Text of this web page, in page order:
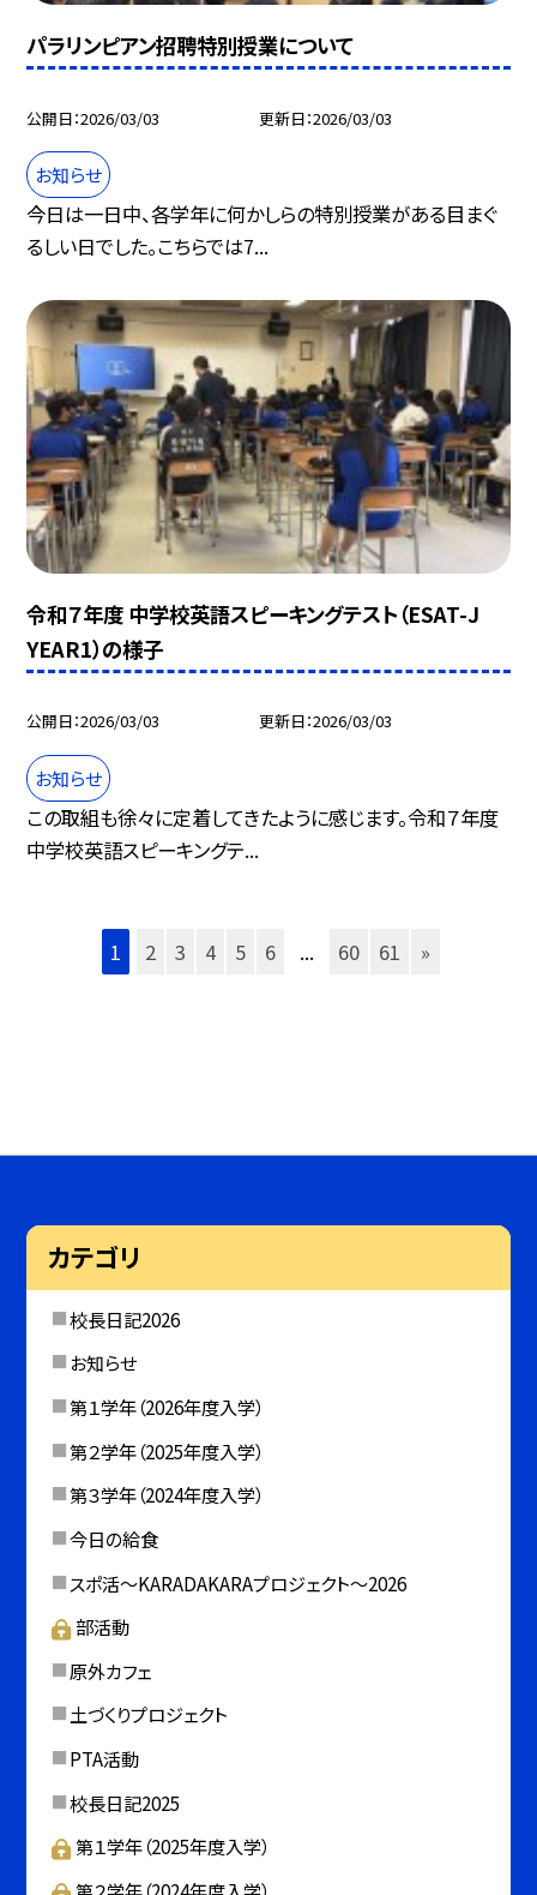
パラリンピアン招聘特別授業について
公開日 2026/03/03 更新日 2026/03/03
お知らせ
今日は一日中、各学年に何かしらの特別授業がある目まぐ
るしい日でした。こちらでは7...
令和７年度 中学校英語スピーキングテスト（ESAT-J
YEAR1）の様子
公開日 2026/03/03 更新日 2026/03/03
お知らせ
この取組も徐々に定着してきたように感じます。令和７年度
中学校英語スピーキングテ...
1 2 3 4 5 6 ... 60 61 »
カテゴリ
校長日記2026
お知らせ
第１学年（2026年度入学）
第２学年（2025年度入学）
第３学年（2024年度入学）
今日の給食
スポ活～KARADAKARAプロジェクト～2026
部活動
原外カフェ
土づくりプロジェクト
PTA活動
校長日記2025
第１学年（2025年度入学）